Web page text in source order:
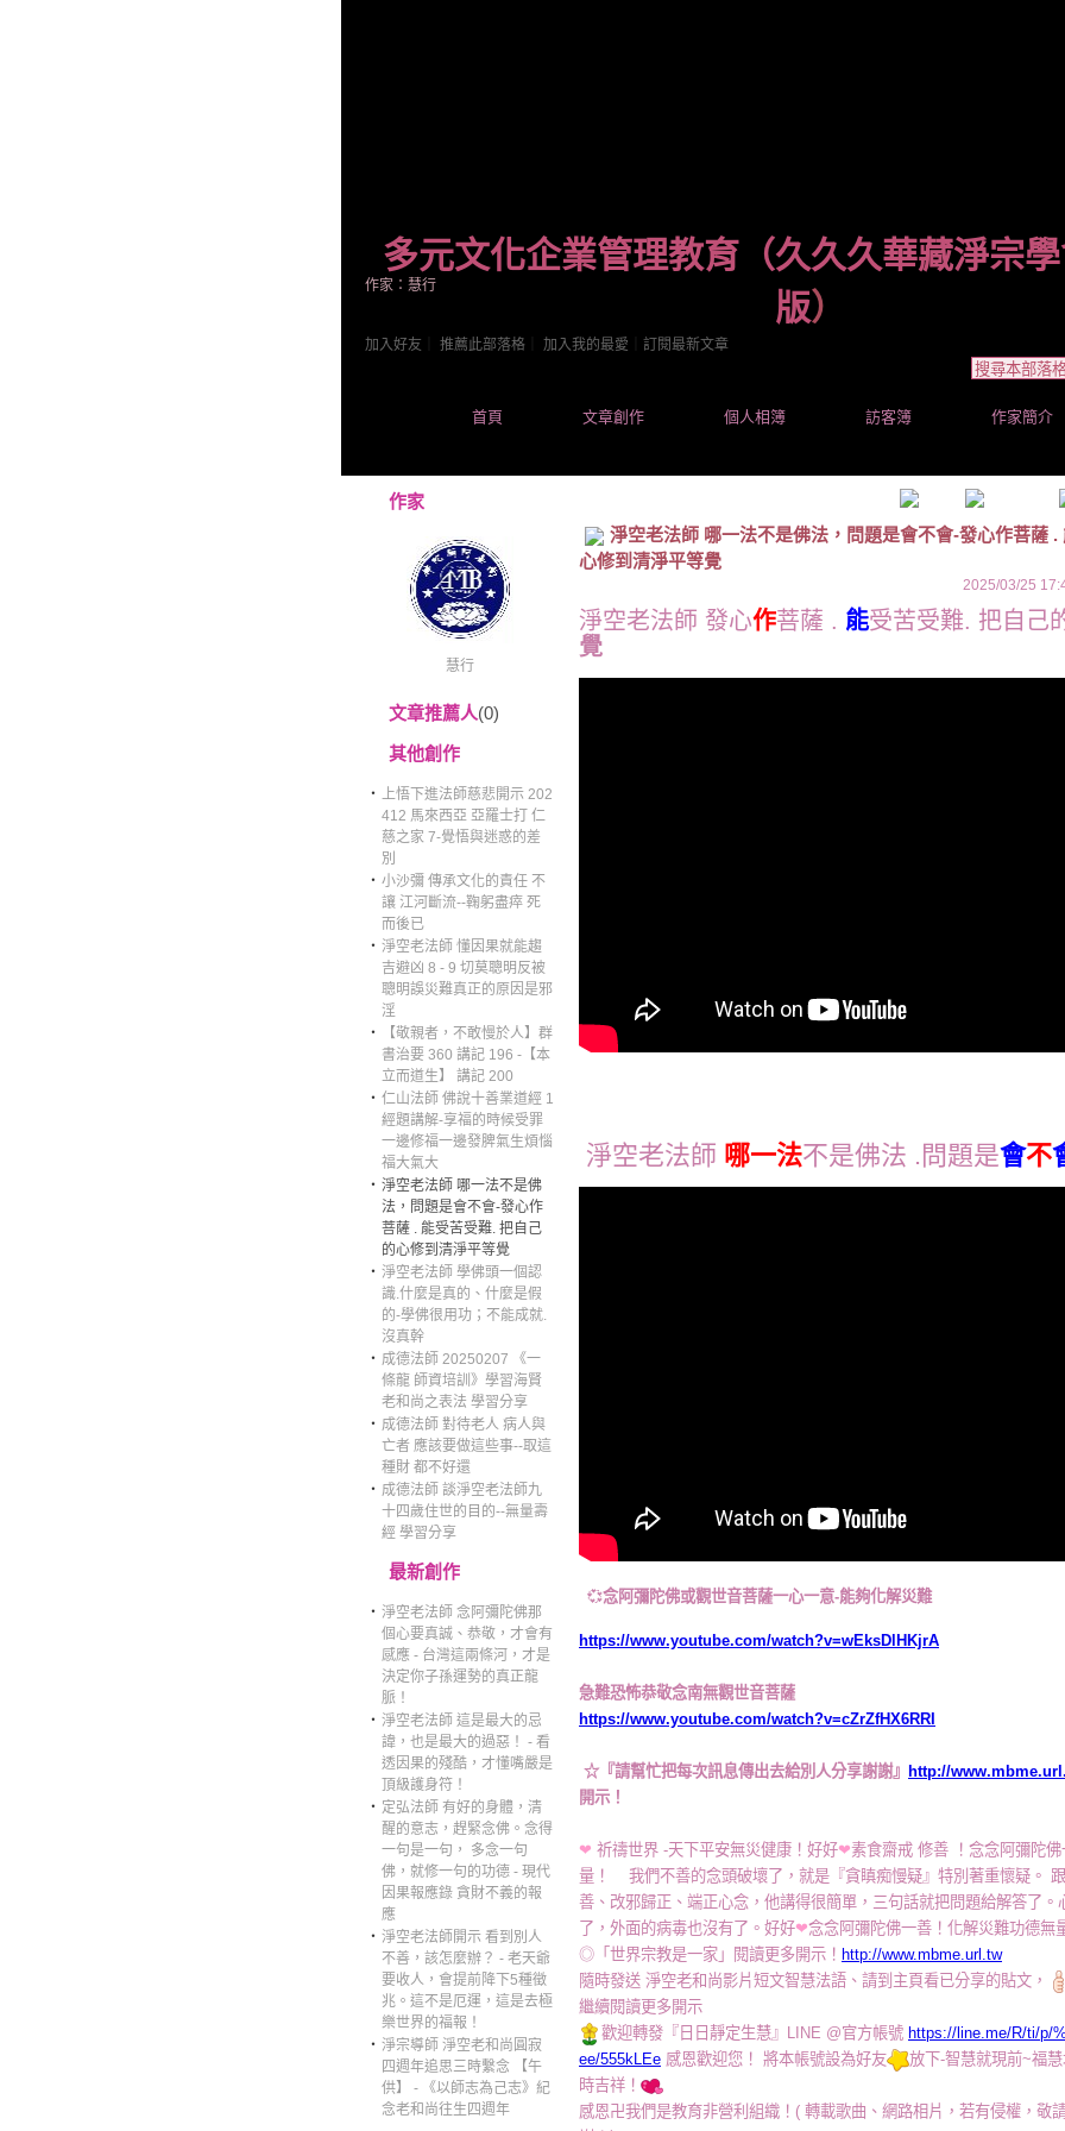
多元文化企業管理教育（久久久華藏淨宗
版）
首頁 文章創作 個人相簿 訪客簿 作家簡介
加入好友 推薦此部落格 加入我的最愛 訂閱最新文章
作家：慧行
作家
慧行
文章推薦人(0)
其他創作
‧ 上悟下進法師慈悲開示 202
412 馬來西亞 亞羅士打 仁
慈之家 7-覺悟與迷惑的差
別
‧ 小沙彌 傳承文化的責任 不
讓 江河斷流--鞠躬盡瘁 死
而後已
‧ 淨空老法師 懂因果就能趨
吉避凶 8 - 9 切莫聰明反被
聰明誤災難真正的原因是邪
淫
‧
【敬親者，不敢慢於人】群
書治要 360 講記 196 -【本
立而道生】 講記 200
‧ 仁山法師 佛說十善業道經 1
經題講解-享福的時候受罪
一邊修福一邊發脾氣生煩惱
福大氣大
‧ 淨空老法師 哪一法不是佛
法，問題是會不會-發心作
菩薩 . 能受苦受難. 把自己
的心修到清淨平等覺
‧ 淨空老法師 學佛頭一個認
識.什麼是真的、什麼是假
的-學佛很用功；不能成就.
沒真幹
‧ 成德法師 20250207 《一
條龍 師資培訓》學習海賢
老和尚之表法 學習分享
‧ 成德法師 對待老人 病人與
亡者 應該要做這些事--取這
種財 都不好還
‧ 成德法師 談淨空老法師九
十四歲住世的目的--無量壽
經 學習分享
最新創作
‧ 淨空老法師 念阿彌陀佛那
個心要真誠、恭敬，才會有
感應 - 台灣這兩條河，才是
決定你子孫運勢的真正龍
脈！
‧ 淨空老法師 這是最大的忌
諱，也是最大的過惡！ - 看
透因果的殘酷，才懂嘴嚴是
頂級護身符！
‧ 定弘法師 有好的身體，清
醒的意志，趕緊念佛。念得
一句是一句， 多念一句
佛，就修一句的功德 - 現代
因果報應錄 貪財不義的報
應
‧ 淨空老法師開示 看到別人
不善，該怎麼辦？ - 老天爺
要收人，會提前降下5種徵
兆。這不是厄運，這是去極
樂世界的福報！
‧ 淨宗導師 淨空老和尚圓寂
四週年追思三時繫念 【午
供】 - 《以師志為己志》紀
念老和尚往生四週年
淨空老法師 哪一法不是佛法，問題是會不會-發心作菩薩 .
心修到清淨平等覺
2025/03/25
淨空老法師 發心作菩薩 . 能受苦受難. 把自己
覺
淨空老法師 哪一法不是佛法 .問題是會不
💞念阿彌陀佛或觀世音菩薩一心一意-能夠化解災難
https://www.youtube.com/watch?v=wEksDlHKjrA
急難恐怖恭敬念南無觀世音菩薩
https://www.youtube.com/watch?v=cZrZfHX6RRI
☆『請幫忙把每次訊息傳出去給別人分享謝謝』 http://
開示！
❤ 祈禱世界 -天下平安無災健康！好好❤素食齋戒 修善 ！念念阿彌陀
量！ 我們不善的念頭破壞了，就是『貪瞋痴慢疑』特別著重懷疑。
善、改邪歸正、端正心念，他講得很簡單，三句話就把問題給解答了。
了，外面的病毒也沒有了。好好❤念念阿彌陀佛一善！化解災難功德無
◎「世界宗教是一家」閱讀更多開示！ http://www.mbme.url.tw
隨時發送 淨空老和尚影片短文智慧法語、請到主頁看已分享的貼文，
繼續閱讀更多開示
歡迎轉發『日日靜定生慧』LINE @官方帳號 https://line.me/R/ti/p/
ee/555kLEe 感恩歡迎您！ 將本帳號設為好友
放下-智慧就現前~福
時吉祥！
感恩卍我們是教育非營利組織！( 轉載歌曲、網路相片，若有侵權，敬